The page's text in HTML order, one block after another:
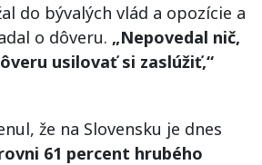
do bývalých vlád a opozície a
o dôveru. „Nepovedal nič,
usilovať si zaslúžiť,“
že na Slovensku je dnes
61 percent hrubého